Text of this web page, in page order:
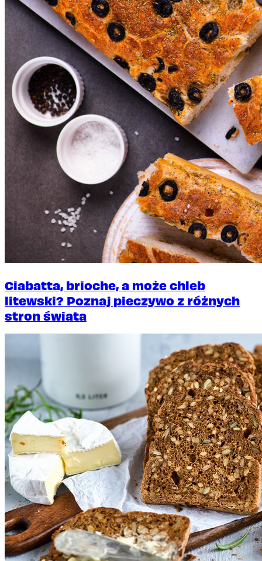
Ciabatta, brioche, a może chleb
litewski? Poznaj pieczywo z różnych
stron świata